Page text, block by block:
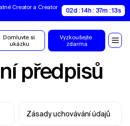
Creator a Creator
02d : 14h : 37m : 12s
Domluvte si
ukázku
Vyzkoušejte
zdarma
předpisů
Zásady uchovávání údajů